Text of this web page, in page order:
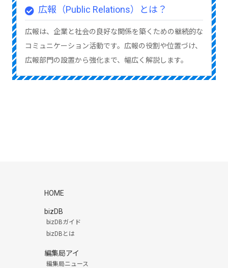
広報（Public Relations）とは？
広報は、企業と社会の良好な関係を築くための継続的な
コミュニケーション活動です。広報の役割や位置づけ、
広報部門の設置から強化まで、幅広く解説します。
HOME
bizDB
bizDBガイド
bizDBとは
編集局アイ
編集局ニュース